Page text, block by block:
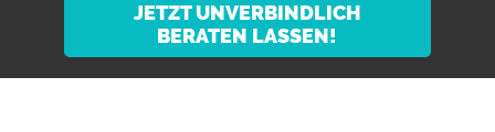
JETZT UNVERBINDLICH
BERATEN LASSEN!